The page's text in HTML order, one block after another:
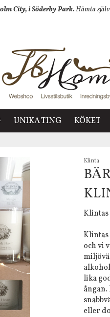
City, i Söderby Park.Hämta
UNIKA TING KÖKET
Klinta
Klintas
Klintas
och vi
lika
eller